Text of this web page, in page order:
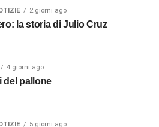
2 giorni ago
la storia di Julio Cruz
4 giorni ago
del pallone
5 giorni ago